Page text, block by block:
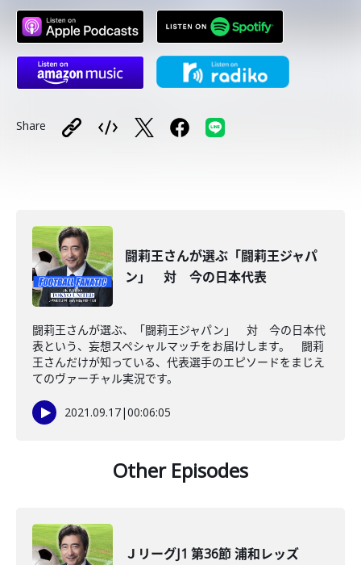
Share
闘莉王さんが選ぶ「闘莉王ジャパ
ン」 対 今の日本代表
闘莉王さんが選ぶ、「闘莉王ジャパン」 対 今の日本代
表という、妄想スペシャルマッチをお届けします。 闘莉
王さんだけが知っている、代表選手のエピソードをまじえ
てのヴァーチャル実況です。
2021.09.17|00:06:05
Other Episodes
ＪリーグJ1 第36節 浦和レッズ